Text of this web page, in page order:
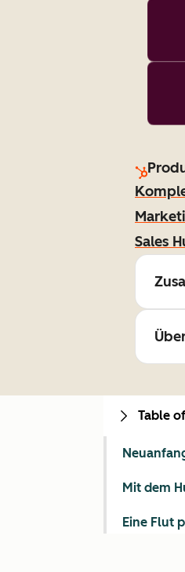
Sales
Table
Mit dem
Eine Flut